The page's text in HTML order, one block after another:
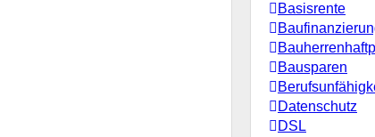
Basisrente
Bausparen
Datenschutz
DSL